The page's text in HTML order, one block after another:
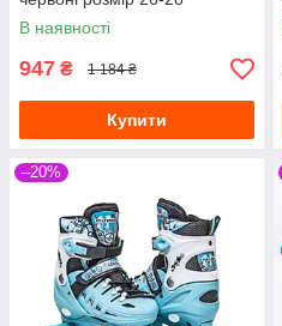
В наявності
947 ₴ 1 184 ₴
Купити
–20%